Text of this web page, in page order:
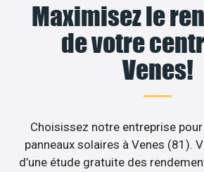
Maximisez le
de votre
Venes!
Choisissez notre entreprise
panneaux solaires à Venes (81).
d’une étude gratuite des